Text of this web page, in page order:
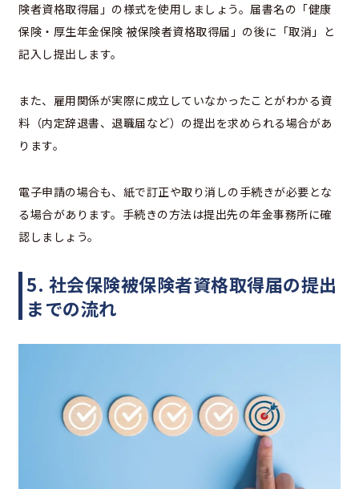
険者資格取得届」の様式を使用しましょう。届書名の「健康
保険・厚生年金保険 被保険者資格取得届」の後に「取消」と
記入し提出します。
また、雇用関係が実際に成立していなかったことがわかる資
料（内定辞退書、退職届など）の提出を求められる場合があ
ります。
電子申請の場合も、紙で訂正や取り消しの手続きが必要とな
る場合があります。手続きの方法は提出先の年金事務所に確
認しましょう。
5. 社会保険被保険者資格取得届の提出
までの流れ